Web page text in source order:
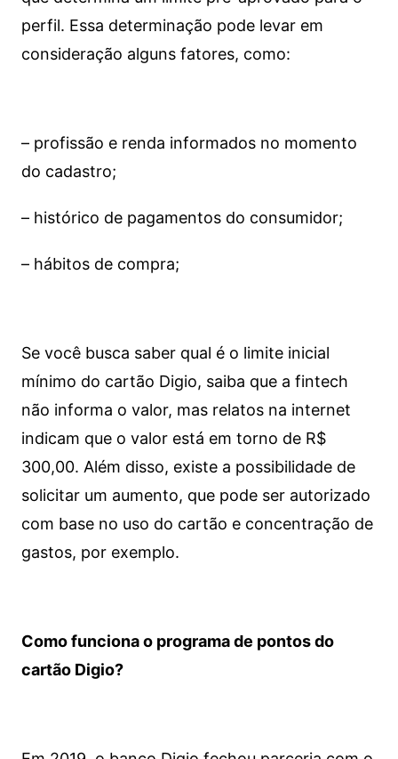
perfil. Essa determinação pode levar em
consideração alguns fatores, como:
– profissão e renda informados no momento
do cadastro;
– histórico de pagamentos do consumidor;
– hábitos de compra;
Se você busca saber qual é o limite inicial
mínimo do cartão Digio, saiba que a fintech
não informa o valor, mas relatos na internet
indicam que o valor está em torno de R$
300,00. Além disso, existe a possibilidade de
solicitar um aumento, que pode ser autorizado
com base no uso do cartão e concentração de
gastos, por exemplo.
Como funciona o programa de pontos do
cartão Digio?